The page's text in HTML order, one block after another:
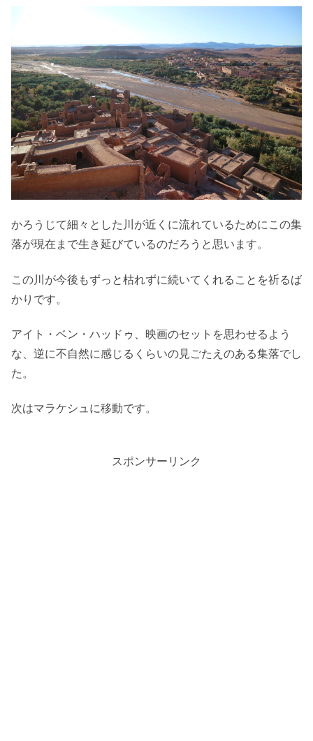
かろうじて細々とした川が近くに流れているためにこの集
落が現在まで生き延びているのだろうと思います。
この川が今後もずっと枯れずに続いてくれることを祈るば
かりです。
アイト・ベン・ハッドゥ、映画のセットを思わせるよう
な、逆に不自然に感じるくらいの見ごたえのある集落でし
た。
次はマラケシュに移動です。
スポンサーリンク